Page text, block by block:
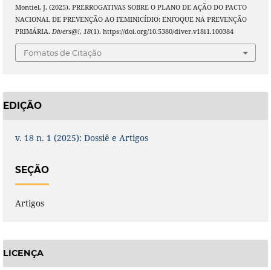
Montiel, J. (2025). PRERROGATIVAS SOBRE O PLANO DE AÇÃO DO PACTO
NACIONAL DE PREVENÇÃO AO FEMINICÍDIO: ENFOQUE NA PREVENÇÃO
PRIMÁRIA. Divers@!, 18(1). https://doi.org/10.5380/diver.v18i1.100384
Fomatos de Citação
EDIÇÃO
v. 18 n. 1 (2025): Dossiê e Artigos
SEÇÃO
Artigos
LICENÇA